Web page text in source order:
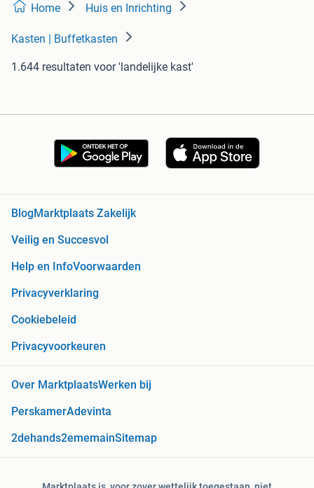
Home Huis en Inrichting
Kasten | Buffetkasten
1.644 resultaten voor 'landelijke kast'
BlogMarktplaats Zakelijk
Veilig en Succesvol
Help en InfoVoorwaarden
Privacyverklaring
Cookiebeleid
Privacyvoorkeuren
Over MarktplaatsWerken bij
PerskamerAdevinta
2dehands2ememainSitemap